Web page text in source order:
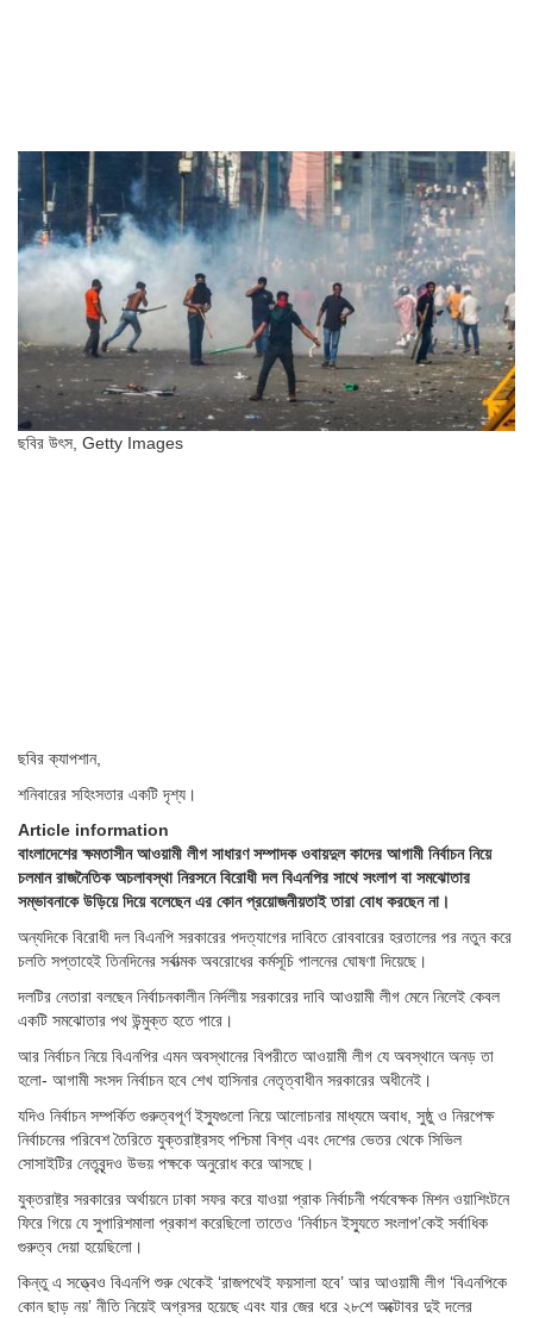
ছবির উৎস, Getty Images
ছবির ক্যাপশান,
শনিবারের সহিংসতার একটি দৃশ্য।
Article information
বাংলাদেশের ক্ষমতাসীন আওয়ামী লীগ সাধারণ সম্পাদক ওবায়দুল কাদের আগামী নির্বাচন নিয়ে
চলমান রাজনৈতিক অচলাবস্থা নিরসনে বিরোধী দল বিএনপির সাথে সংলাপ বা সমঝোতার
সম্ভাবনাকে উড়িয়ে দিয়ে বলেছেন এর কোন প্রয়োজনীয়তাই তারা বোধ করছেন না।
অন্যদিকে বিরোধী দল বিএনপি সরকারের পদত্যাগের দাবিতে রোববারের হরতালের পর নতুন করে
চলতি সপ্তাহেই তিনদিনের সর্বাত্মক অবরোধের কর্মসূচি পালনের ঘোষণা দিয়েছে।
দলটির নেতারা বলছেন নির্বাচনকালীন নির্দলীয় সরকারের দাবি আওয়ামী লীগ মেনে নিলেই কেবল
একটি সমঝোতার পথ উন্মুক্ত হতে পারে।
আর নির্বাচন নিয়ে বিএনপির এমন অবস্থানের বিপরীতে আওয়ামী লীগ যে অবস্থানে অনড় তা
হলো- আগামী সংসদ নির্বাচন হবে শেখ হাসিনার নেতৃত্বাধীন সরকারের অধীনেই।
যদিও নির্বাচন সম্পর্কিত গুরুত্বপূর্ণ ইস্যুগুলো নিয়ে আলোচনার মাধ্যমে অবাধ, সুষ্ঠু ও নিরপেক্ষ
নির্বাচনের পরিবেশ তৈরিতে যুক্তরাষ্ট্রসহ পশ্চিমা বিশ্ব এবং দেশের ভেতর থেকে সিভিল
সোসাইটির নেতৃবৃন্দও উভয় পক্ষকে অনুরোধ করে আসছে।
যুক্তরাষ্ট্র সরকারের অর্থায়নে ঢাকা সফর করে যাওয়া প্রাক নির্বাচনী পর্যবেক্ষক মিশন ওয়াশিংটনে
ফিরে গিয়ে যে সুপারিশমালা প্রকাশ করেছিলো তাতেও ‘নির্বাচন ইস্যুতে সংলাপ’কেই সর্বাধিক
গুরুত্ব দেয়া হয়েছিলো।
কিন্তু এ সত্ত্বেও বিএনপি শুরু থেকেই ‘রাজপথেই ফয়সালা হবে’ আর আওয়ামী লীগ ‘বিএনপিকে
কোন ছাড় নয়’ নীতি নিয়েই অগ্রসর হয়েছে এবং যার জের ধরে ২৮শে অক্টোবর দুই দলের